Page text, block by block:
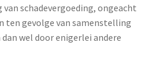
schadevergoeding, ongeacht
ten gevolge van samenstelling
wel door enigerlei andere